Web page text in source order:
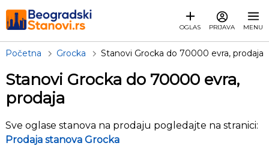
OGLAS PRIJAVA MENU
Početna Grocka Stanovi Grocka do 70000 evra, prodaja
Stanovi Grocka do 70000 evra,
prodaja
Sve oglase stanova na prodaju pogledajte na stranici:
Prodaja stanova Grocka